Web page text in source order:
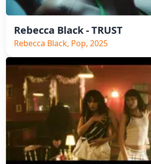
Rebecca Black - TRUST
Rebecca Black, Pop, 2025